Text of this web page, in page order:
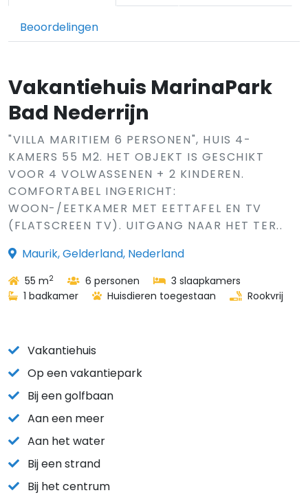
Beoordelingen
Vakantiehuis MarinaPark
Bad Nederrijn
"VILLA MARITIEM 6 PERSONEN", HUIS 4-
KAMERS 55 M2. HET OBJEKT IS GESCHIKT
VOOR 4 VOLWASSENEN + 2 KINDEREN.
COMFORTABEL INGERICHT:
WOON-/EETKAMER MET EETTAFEL EN TV
(FLATSCREEN TV). UITGANG NAAR HET TER..
Maurik, Gelderland, Nederland
55 m2 6 personen
3 slaapkamers
1 badkamer
Huisdieren toegestaan Rookvrij
Vakantiehuis
Op een vakantiepark
Bij een golfbaan
Aan een meer
Aan het water
Bij een strand
Bij het centrum